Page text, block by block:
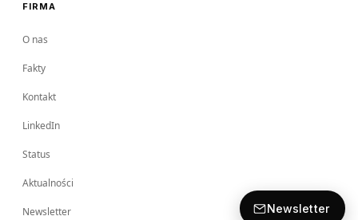
FIRMA
O nas
Fakty
Kontakt
LinkedIn
Status
Aktualności
Newsletter Newsletter